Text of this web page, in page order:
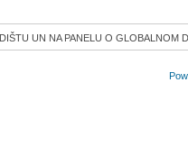
UN NA PANELU O